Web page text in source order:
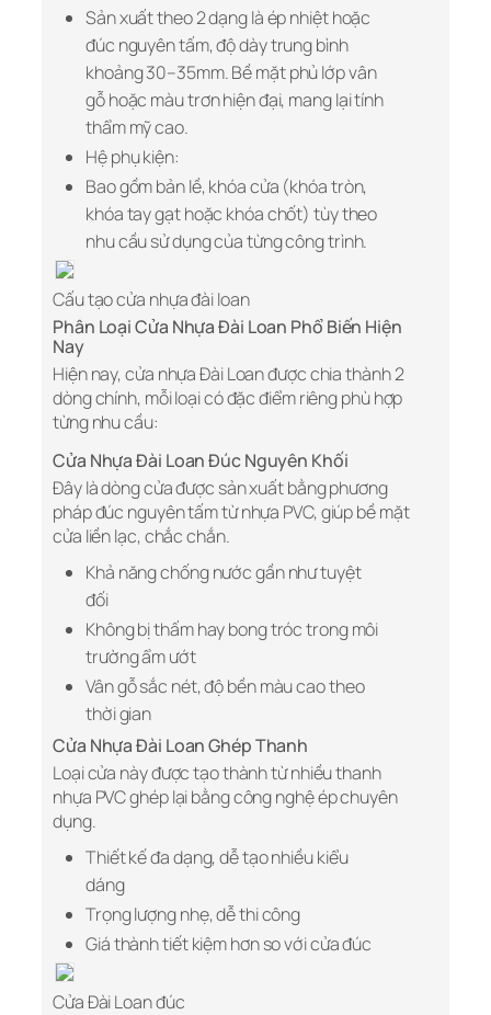
Sản xuất theo 2 dạng là ép nhiệt hoặc
đúc nguyên tấm, độ dày trung bình
khoảng 30–35mm. Bề mặt phủ lớp vân
gỗ hoặc màu trơn hiện đại, mang lại tính
thẩm mỹ cao.
Hệ phụ kiện:
Bao gồm bản lề, khóa cửa (khóa tròn,
khóa tay gạt hoặc khóa chốt) tùy theo
nhu cầu sử dụng của từng công trình.
Cấu tạo cửa nhựa đài loan
Phân Loại Cửa Nhựa Đài Loan Phổ Biến Hiện
Nay
Hiện nay, cửa nhựa Đài Loan được chia thành 2
dòng chính, mỗi loại có đặc điểm riêng phù hợp
từng nhu cầu:
Cửa Nhựa Đài Loan Đúc Nguyên Khối
Đây là dòng cửa được sản xuất bằng phương
pháp đúc nguyên tấm từ nhựa PVC, giúp bề mặt
cửa liền lạc, chắc chắn.
Khả năng chống nước gần như tuyệt
đối
Không bị thấm hay bong tróc trong môi
trường ẩm ướt
Vân gỗ sắc nét, độ bền màu cao theo
thời gian
Cửa Nhựa Đài Loan Ghép Thanh
Loại cửa này được tạo thành từ nhiều thanh
nhựa PVC ghép lại bằng công nghệ ép chuyên
dụng.
Thiết kế đa dạng, dễ tạo nhiều kiểu
dáng
Trọng lượng nhẹ, dễ thi công
Giá thành tiết kiệm hơn so với cửa đúc
Cửa Đài Loan đúc